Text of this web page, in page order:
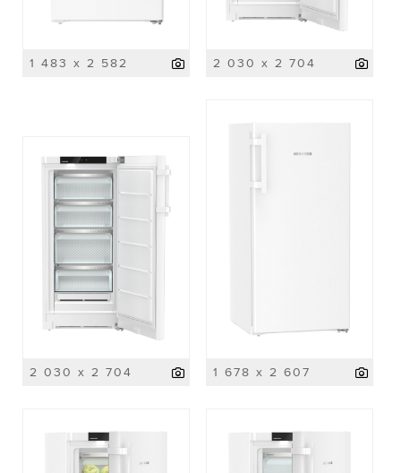
1 483 x 2 582 2 030 x 2 704
2 030 x 2 704 1 678 x 2 607